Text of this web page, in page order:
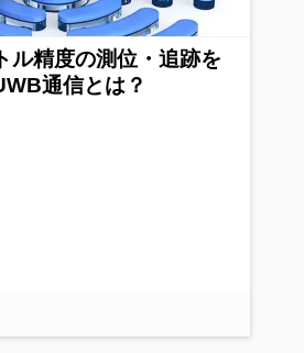
ル精度の測位・追跡を
通信とは？